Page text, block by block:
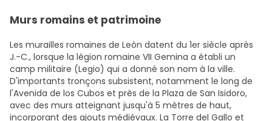
Murs romains et patrimoine
Les murailles romaines de León datent du 1er siècle après
J.-C., lorsque la légion romaine VII Gemina a établi un
camp militaire (Legio) qui a donné son nom à la ville.
D'importants tronçons subsistent, notamment le long de
l'Avenida de los Cubos et près de la Plaza de San Isidoro,
avec des murs atteignant jusqu'à 5 mètres de haut,
incorporant des ajouts médiévaux. La Torre del Gallo et